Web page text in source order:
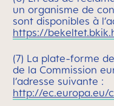
un organisme de
sont disponibles à
https://
(7) La plate-forme
de la Commission
l’adresse suivante :
http://ec.europa.eu/